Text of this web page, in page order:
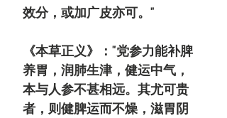
效分，或加广皮亦可。"
《本草正义》："党参力能补脾
养胃，润肺生津，健运中气，
本与人参不甚相远。其尤可贵
者，则健脾运而不燥，滋胃阴